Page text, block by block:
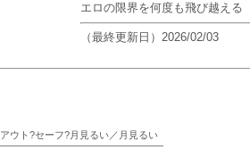
エロの限界を何度も飛び越える
（最終更新日）2026/02/03
アウト?セーフ?月見るい／月見るい